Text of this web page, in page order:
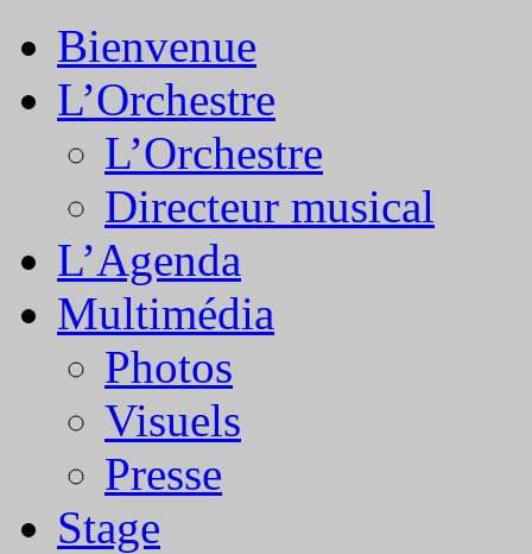
Bienvenue
L’Orchestre
L’Orchestre
Directeur musical
L’Agenda
Multimédia
Photos
Visuels
Presse
Stage